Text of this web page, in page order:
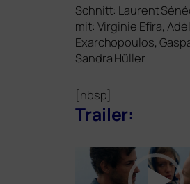
Schnitt: Laurent
mit: Virginie Efira,
Exarchopoulos,
Sandra Hüller
[nbsp]
Trailer:
Video-
Player